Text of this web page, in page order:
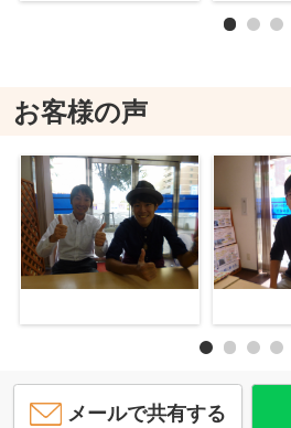
お客様の声
メールで共有する